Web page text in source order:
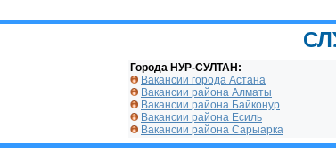
Города НУР-СУЛТАН:
Вакансии города Астана
Вакансии района Алматы
Вакансии района Байконур
Вакансии района Есиль
Вакансии района Сарыарка